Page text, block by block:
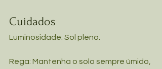
Cuidados
Luminosidade: Sol pleno.
Rega: Mantenha o solo sempre úmido,